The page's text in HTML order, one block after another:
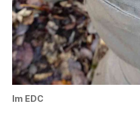
Im EDC